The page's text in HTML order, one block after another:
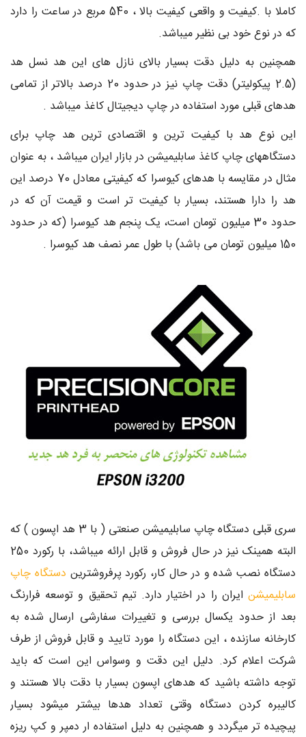
کاملا با .کیفیت و واقعی کیفیت بالا ، 540 مربع در ساعت را دارد
که در نوع خود بی نظیر میباشد.
همچنین به دلیل دقت بسیار بالای نازل های این هد نسل هد
(2.5 پیکولیتر) دقت چاپ نیز در حدود 20 درصد بالاتر از تمامی
هدهای قبلی مورد استفاده در چاپ دیجیتال کاغذ میباشد .
این نوع هد با کیفیت ترین و اقتصادی ترین هد چاپ برای
دستگاههای چاپ کاغذ سابلیمیشن در بازار ایران میباشد ، به عنوان
مثال در مقایسه با هدهای کیوسرا که کیفیتی معادل 70 درصد این
هد را دارا هستند، بسیار با کیفیت تر است و قیمت آن که در
حدود 30 میلیون تومان است، یک پنجم هد کیوسرا (که در حدود
150 میلیون تومان می باشد) با طول عمر نصف هد کیوسرا .
سری قبلی دستگاه چاپ سابلیمیشن صنعتی ( با 3 هد اپسون ) که
البته همینک نیز در حال فروش و قابل ارائه میباشد، با رکورد 250
دستگاه نصب شده و در حال کار، رکورد پرفروشترین دستگاه چاپ
سابلیمیشن ایران را در اختیار دارد. تیم تحقیق و توسعه فرارنگ
بعد از حدود یکسال بررسی و تغییرات سفارشی ارسال شده به
کارخانه سازنده ، این دستگاه را مورد تایید و قابل فروش از طرف
شرکت اعلام کرد. دلیل این دقت و وسواس این است که باید
توجه داشته باشید که هدهای اپسون بسیار با دقت بالا هستند و
کالیبره کردن دستگاه وقتی تعداد هدها بیشتر میشود بسیار
پیچیده تر میگردد و همچنین به دلیل استفاده ار دمپر و کپ ریزه